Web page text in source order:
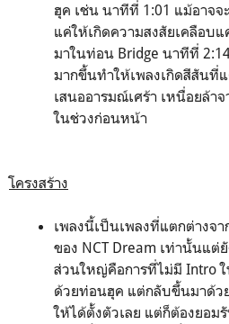
ฮุค เช่น นาทีที่ 1:01 แม้อาจจ
แค่ให้เกิดความสงสัยเคลือบ
มาในท่อน Bridge นาทีที่
มากขึ้นทำให้เพลงเกิดสีสันที่
เสนออารมณ์เศร้า เหนื่อยล้า
ในช่วงก่อนหน้า
โครงสร้าง
เพลงนี้เป็นเพลงที่แตกต่างจ
ของ NCT Dream เท่านั้นแต่
ส่วนใหญ่คือการที่ไม่มี Intro
ด้วยท่อนฮุค แต่กลับขึ้นมาด้
ให้ได้ตั้งตัวเลย แต่ก็ต้องยอม